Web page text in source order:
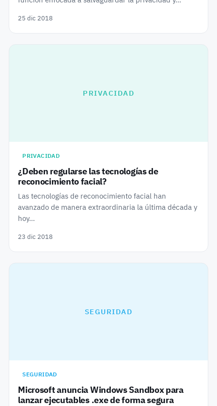
25 dic 2018
PRIVACIDAD
PRIVACIDAD
¿Deben regularse las tecnologías de
reconocimiento facial?
Las tecnologías de reconocimiento facial han
avanzado de manera extraordinaria la última década y
hoy…
23 dic 2018
SEGURIDAD
SEGURIDAD
Microsoft anuncia Windows Sandbox para
lanzar ejecutables .exe de forma segura